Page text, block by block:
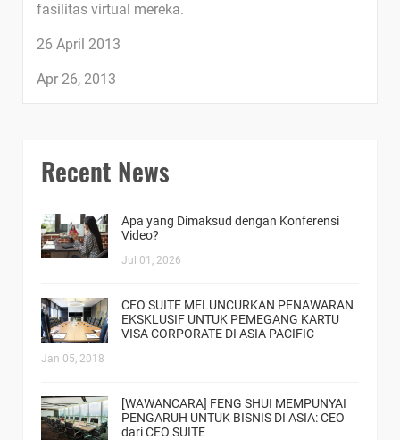
fasilitas virtual mereka.
26 April 2013
Apr 26, 2013
Recent News
Apa yang Dimaksud dengan Konferensi
Video?
Jul 01, 2026
CEO SUITE MELUNCURKAN PENAWARAN
EKSKLUSIF UNTUK PEMEGANG KARTU
VISA CORPORATE DI ASIA PACIFIC
Jan 05, 2018
[WAWANCARA] FENG SHUI MEMPUNYAI
PENGARUH UNTUK BISNIS DI ASIA: CEO
dari CEO SUITE